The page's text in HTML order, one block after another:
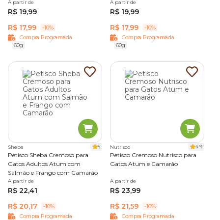
mental dos gatos
Fortalecimento do vínculo entre tutor e gato
atenção e cuidado ao animal. Esse momento de interação
ajuda afortalecer o vínculo entre tutor e gato
tornando a convivência mais próxima e positiva.
Petiscos funcionais que contribuem para a saúde dos
Petiscos funcionais para gatos são desenvolvidos com
ingredientes que oferecem benefícios específicos para a
saúde felina, além de sabor e palatabilidade.
As fórmulas podem apoiar diferentes necessidades do
bolas de pelo.
A partir de
R$ 19,99
R$ 17,99
-10%
Compra Programada
60g
A partir de
R$ 19,99
R$ 17,99
-10%
Compra Programada
60g
Sheba 5
Petisco Sheba Cremoso para
Gatos Adultos Atum com
Salmão e Frango com Camarão
A partir de
R$ 22,41
R$ 20,17
-10%
Compra Programada
Nutrisco 4.9
Petisco Cremoso Nutrisco para
Gatos Atum e Camarão
A partir de
R$ 23,99
R$ 21,59
-10%
Compra Programada